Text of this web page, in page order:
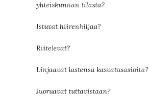
yhteiskunnan tilasta?
Istuvat hiirenhiljaa?
Riitelevät?
Linjaavat lastensa kasvatusasioita?
Juoruavat tuttavistaan?